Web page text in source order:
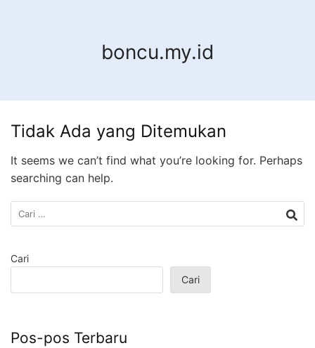
boncu.my.id
Tidak Ada yang Ditemukan
It seems we can’t find what you’re looking for. Perhaps
searching can help.
Cari
untuk:
Cari
Cari
Pos-pos Terbaru